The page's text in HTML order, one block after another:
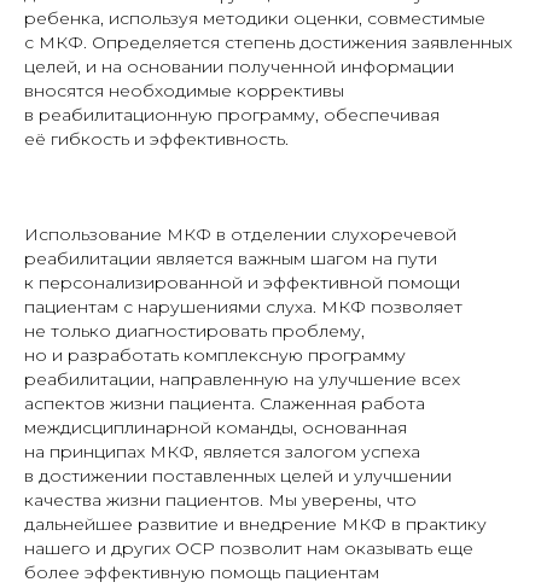
ребенка, используя методики оценки, совместимые
с МКФ. Определяется степень достижения заявленных
целей, и на основании полученной информации
вносятся необходимые коррективы
в реабилитационную программу, обеспечивая
её гибкость и эффективность.
Использование МКФ в отделении слухоречевой
реабилитации является важным шагом на пути
к персонализированной и эффективной помощи
пациентам с нарушениями слуха. МКФ позволяет
не только диагностировать проблему,
но и разработать комплексную программу
реабилитации, направленную на улучшение всех
аспектов жизни пациента. Слаженная работа
междисциплинарной команды, основанная
на принципах МКФ, является залогом успеха
в достижении поставленных целей и улучшении
качества жизни пациентов. Мы уверены, что
дальнейшее развитие и внедрение МКФ в практику
нашего и других ОСР позволит нам оказывать еще
более эффективную помощь пациентам